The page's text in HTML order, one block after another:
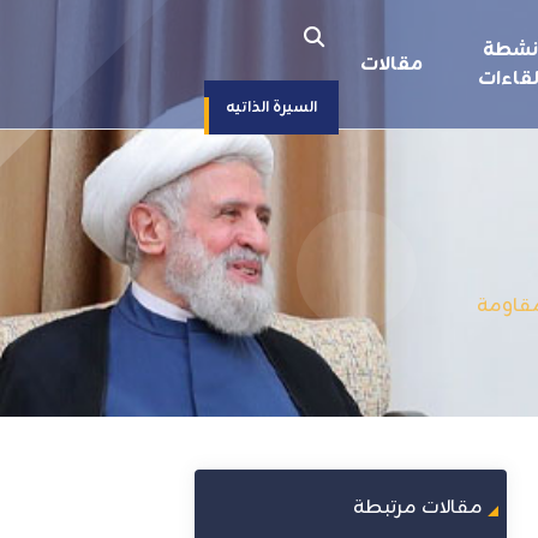
مقالات
السيرة الذاتيه
مقالات مرتبطة